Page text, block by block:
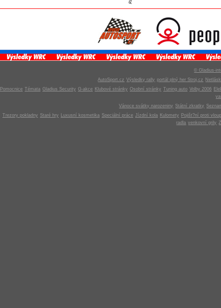
© Gladius-
AutoSport.cz Výsledky rally portál plný her Stroj.cz
Pomocnice Témata Gladius Security G-akce Klubové stránky Osobní stránky Tuning auto Volby 2006
Vánoce svátky narozeniny Státní zkratky
Trezory pokladny Staré hry Luxusní kosmetika Speciální práce Jízdní kola Kulomety
Pojišt?ní proti
radla venkovní grily